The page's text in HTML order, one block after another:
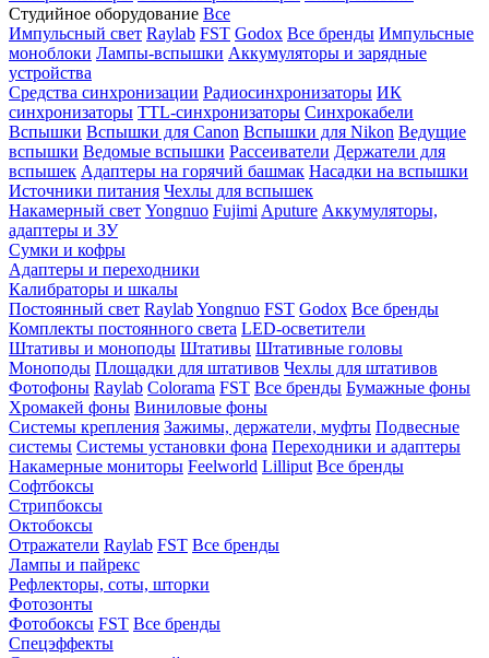
Студийное оборудование Все
Импульсный свет Raylab FST Godox Все бренды Импульсные
моноблоки Лампы-вспышки Аккумуляторы и зарядные
устройства
Средства синхронизации Радиосинхронизаторы ИК
синхронизаторы TTL-синхронизаторы Синхрокабели
Вспышки Вспышки для Canon Вспышки для Nikon Ведущие
вспышки Ведомые вспышки Рассеиватели Держатели для
вспышек Адаптеры на горячий башмак Насадки на вспышки
Источники питания Чехлы для вспышек
Накамерный свет Yongnuo Fujimi Aputure Аккумуляторы,
адаптеры и ЗУ
Сумки и кофры
Адаптеры и переходники
Калибраторы и шкалы
Постоянный свет RaylabYongnuo FST Godox Все бренды
Комплекты постоянного света LED-осветители
Штативы и моноподы Штативы Штативные головы
Моноподы Площадки для штативов Чехлы для штативов
Фотофоны Raylab Colorama FST Все бренды Бумажные фоны
Хромакей фоны Виниловые фоны
Системы крепления Зажимы, держатели, муфты Подвесные
системы Системы установки фона Переходники и адаптеры
Накамерные мониторы Feelworld Lilliput Все бренды
Софтбоксы
Стрипбоксы
Октобоксы
Отражатели Raylab FST Все бренды
Лампы и пайрекс
Рефлекторы, соты, шторки
Фотозонты
Фотобоксы FST Все бренды
Спецэффекты